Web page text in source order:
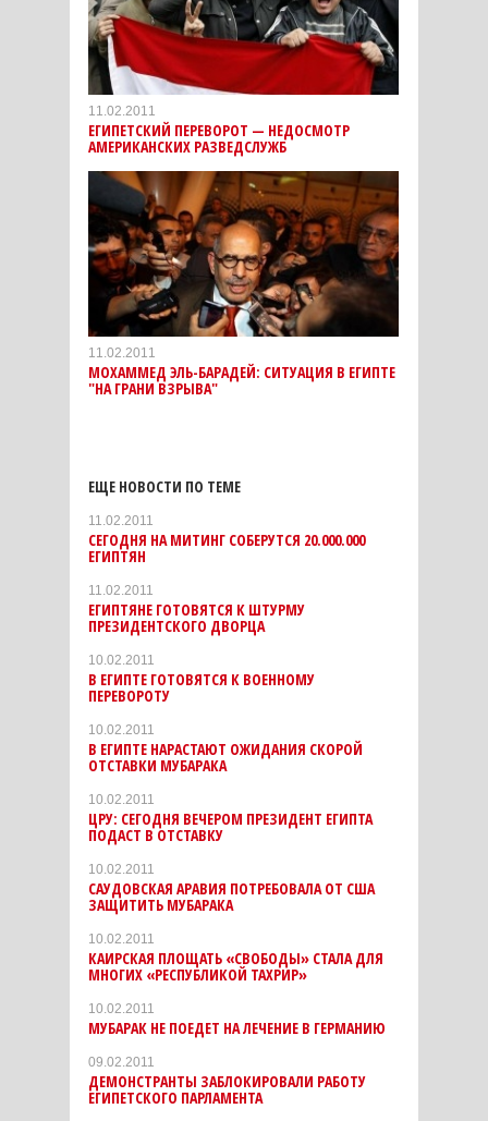
11.02.2011
ЕГИПЕТСКИЙ ПЕРЕВОРОТ — НЕДОСМОТР
АМЕРИКАНСКИХ РАЗВЕДСЛУЖБ
11.02.2011
МОХАММЕД ЭЛЬ-БАРАДЕЙ: СИТУАЦИЯ В ЕГИПТЕ
"НА ГРАНИ ВЗРЫВА"
ЕЩЕ НОВОСТИ ПО ТЕМЕ
11.02.2011
СЕГОДНЯ НА МИТИНГ СОБЕРУТСЯ 20.000.000
ЕГИПТЯН
11.02.2011
ЕГИПТЯНЕ ГОТОВЯТСЯ К ШТУРМУ
ПРЕЗИДЕНТСКОГО ДВОРЦА
10.02.2011
В ЕГИПТЕ ГОТОВЯТСЯ К ВОЕННОМУ
ПЕРЕВОРОТУ
10.02.2011
В ЕГИПТЕ НАРАСТАЮТ ОЖИДАНИЯ СКОРОЙ
ОТСТАВКИ МУБАРАКА
10.02.2011
ЦРУ: СЕГОДНЯ ВЕЧЕРОМ ПРЕЗИДЕНТ ЕГИПТА
ПОДАСТ В ОТСТАВКУ
10.02.2011
САУДОВСКАЯ АРАВИЯ ПОТРЕБОВАЛА ОТ США
ЗАЩИТИТЬ МУБАРАКА
10.02.2011
КАИРСКАЯ ПЛОЩАТЬ «СВОБОДЫ» СТАЛА ДЛЯ
МНОГИХ «РЕСПУБЛИКОЙ ТАХРИР»
10.02.2011
МУБАРАК НЕ ПОЕДЕТ НА ЛЕЧЕНИЕ В ГЕРМАНИЮ
09.02.2011
ДЕМОНСТРАНТЫ ЗАБЛОКИРОВАЛИ РАБОТУ
ЕГИПЕТСКОГО ПАРЛАМЕНТА